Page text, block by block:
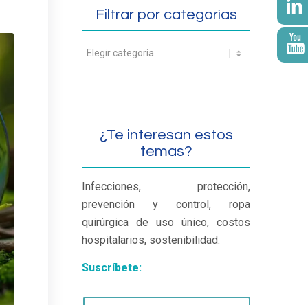
Filtrar por categorías
¿Te interesan estos
temas?
Infecciones, protección,
prevención y control, ropa
quirúrgica de uso único, costos
hospitalarios, sostenibilidad.
Suscríbete: